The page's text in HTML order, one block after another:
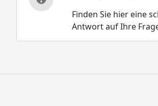
Finden Sie hier eine
Antwort auf Ihre